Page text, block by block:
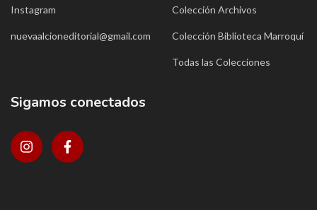
Instagram
nuevaalcioneditorial@gmail.com
Colección Archivos
Colección Biblioteca Marroquí
Todas las Colecciones
Sigamos conectados